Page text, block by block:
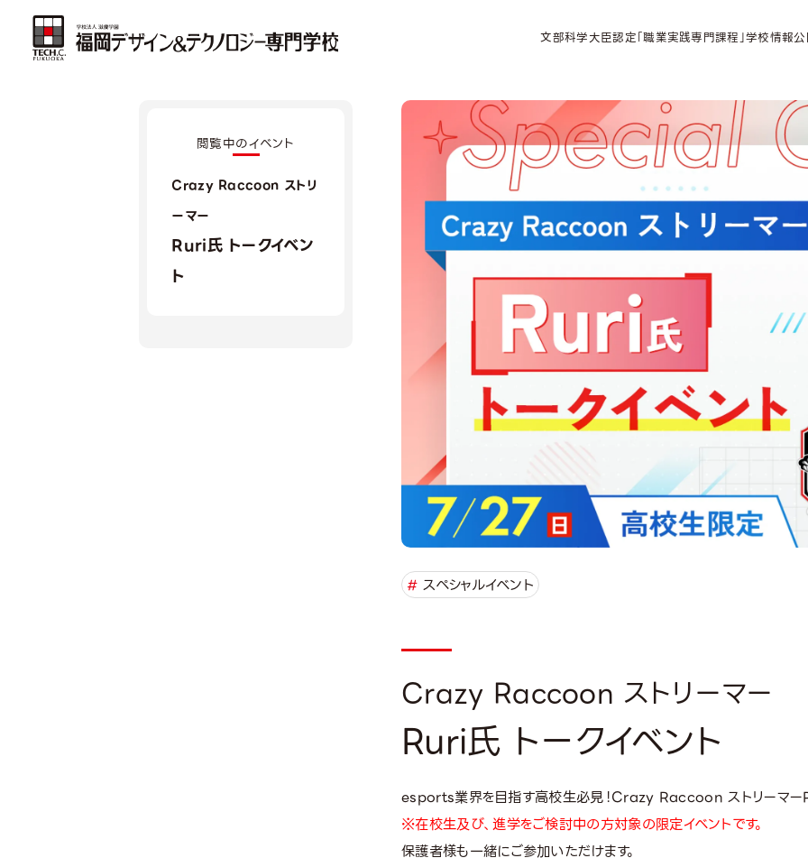
文部科学大臣認定「職業実践専門課程」学校情報
閲覧中のイベント
Crazy Raccoon ストリ
ーマー
Ruri氏 トークイベン
ト
# スペシャルイベント
Crazy Raccoon ストリーマー
Ruri氏 トークイベント
esports業界を目指す高校生必見！Crazy Raccoon ストリーマー
※在校生及び、進学をご検討中の方対象の限定イベントです。
保護者様も一緒にご参加いただけます。